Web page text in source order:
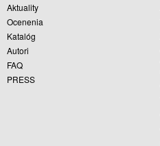
Aktuality
Ocenenia
Katalóg
Autori
FAQ
PRESS